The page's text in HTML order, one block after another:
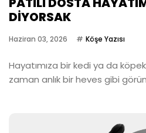
DİYORSAK
Haziran 03, 2026 Köşe Yazısı
Hayatımıza bir kedi ya da
zaman anlık bir heves gibi